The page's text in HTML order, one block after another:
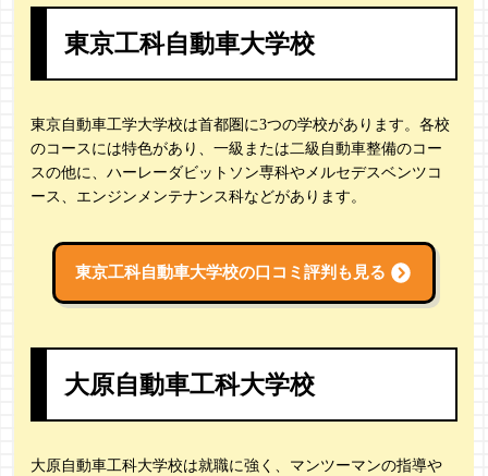
東京工科自動車大学校
東京自動車工学大学校は首都圏に3つの学校があります。各校
のコースには特色があり、一級または二級自動車整備のコー
スの他に、ハーレーダビットソン専科やメルセデスベンツコ
ース、エンジンメンテナンス科などがあります。
東京工科自動車大学校の口コミ評判も見る
大原自動車工科大学校
大原自動車工科大学校は就職に強く、マンツーマンの指導や